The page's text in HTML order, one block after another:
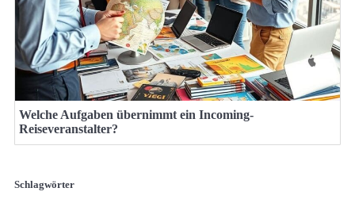
Welche Aufgaben übernimmt ein Incoming-
Reiseveranstalter?
Schlagwörter